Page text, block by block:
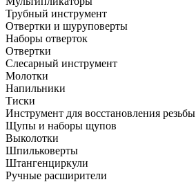
Трубный инструмент
Отвертки и шуруповерты
Наборы отверток
Отвертки
Слесарный инструмент
Молотки
Напильники
Тиски
Инструмент для восстановления резьбы
Щупы и наборы щупов
Выколотки
Шпильковерты
Штангенциркули
Ручные расширители